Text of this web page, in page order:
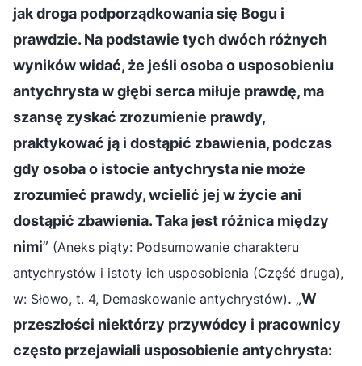
jak droga podporządkowania się Bogu i
prawdzie. Na podstawie tych dwóch różnych
wyników widać, że jeśli osoba o usposobieniu
antychrysta w głębi serca miłuje prawdę, ma
szansę zyskać zrozumienie prawdy,
praktykować ją i dostąpić zbawienia, podczas
gdy osoba o istocie antychrysta nie może
zrozumieć prawdy, wcielić jej w życie ani
dostąpić zbawienia. Taka jest różnica między
nimi” (Aneks piąty: Podsumowanie charakteru
antychrystów i istoty ich usposobienia (Część druga),
w: Słowo, t. 4, Demaskowanie antychrystów). „W
przeszłości niektórzy przywódcy i pracownicy
często przejawiali usposobienie antychrysta: